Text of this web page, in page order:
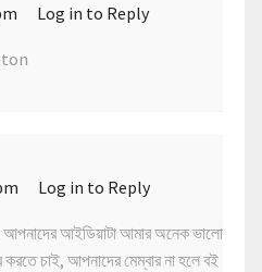
Log in to Reply
Log in to Reply
আইডিয়াটা আমার অনেক ভালো
চাই, আপনাদের মেম্বার না হলে বই